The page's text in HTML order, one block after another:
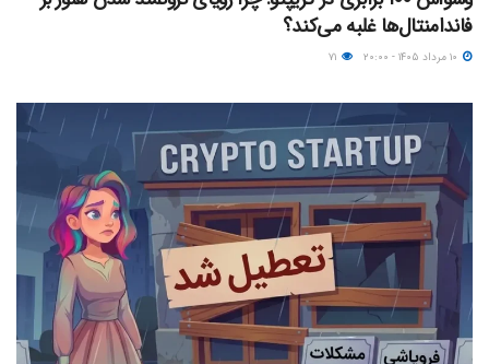
فاندامنتال‌ها غلبه می‌کند؟